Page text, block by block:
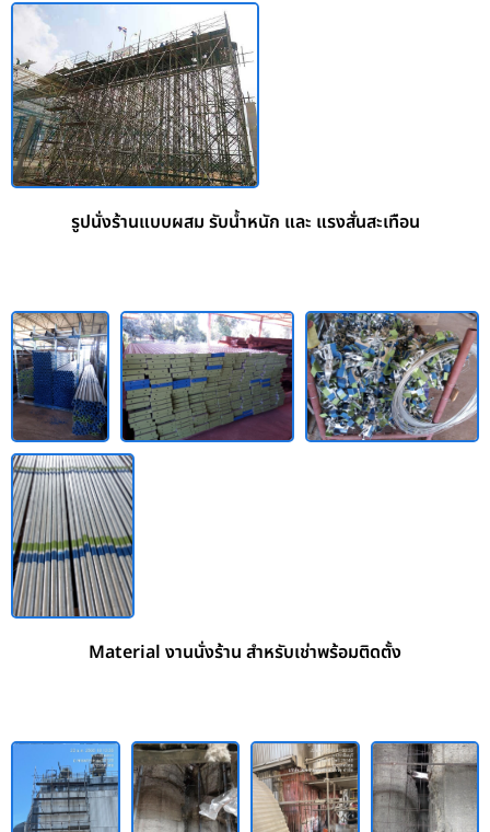
รูปนั่งร้านแบบผสม รับน้ำหนัก และ แรงสั่นสะเทือน
Material งานนั่งร้าน สำหรับเช่าพร้อมติดตั้ง